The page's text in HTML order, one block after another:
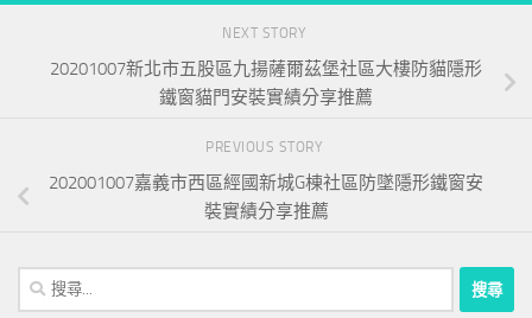
NEXT STORY
20201007新北市五股區九揚薩爾茲堡社區大樓防貓隱形
鐵窗貓門安裝實績分享推薦
PREVIOUS STORY
202001007嘉義市西區經國新城G棟社區防墜隱形鐵窗安
裝實績分享推薦
搜
尋